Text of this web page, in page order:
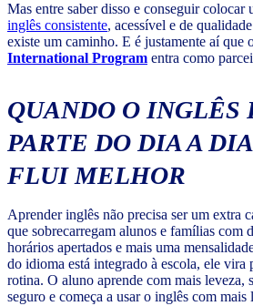
Mas entre saber disso e conseguir colocar
inglês consistente, acessível e de
existe um caminho. E é justamente aí que
International Program entra como
QUANDO O INGLÊS
PARTE DO DIA A
FLUI MELHOR
Aprender inglês não precisa ser um extra
que sobrecarregam alunos e famílias com
horários apertados e mais uma
do idioma está integrado à escola, ele vira
rotina. O aluno aprende com mais leveza,
seguro e começa a usar o inglês com mais